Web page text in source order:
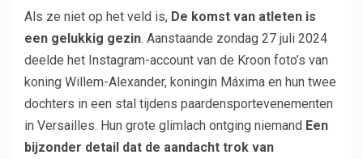
Als ze niet op het veld is, De komst van atleten is
een gelukkig gezin. Aanstaande zondag 27 juli 2024
deelde het Instagram-account van de Kroon foto’s van
koning Willem-Alexander, koningin Máxima en hun twee
dochters in een stal tijdens paardensportevenementen
in Versailles. Hun grote glimlach ontging niemand Een
bijzonder detail dat de aandacht trok van